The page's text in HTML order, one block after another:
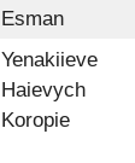
Esman
Yenakiieve
Haievych
Koropie